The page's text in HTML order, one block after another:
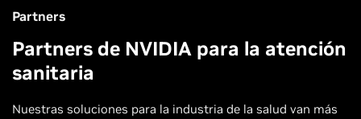
Partners
Partners de NVIDIA para la atención
sanitaria
Nuestras soluciones para la industria de la salud van más